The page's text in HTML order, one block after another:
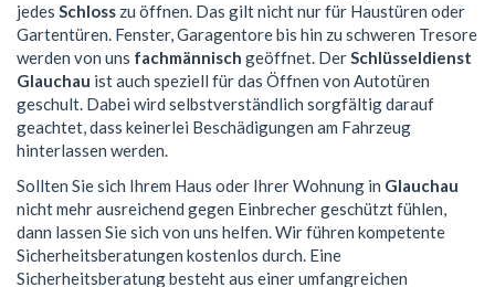
jedes Schloss zu öffnen. Das gilt nicht nur für Haustüren oder
Gartentüren. Fenster, Garagentore bis hin zu schweren Tresore
werden von uns fachmännisch geöffnet. DerSchlüsseldienst
Glauchau ist auch speziell für das Öffnen von Autotüren
geschult. Dabei wird selbstverständlich sorgfältig darauf
geachtet, dass keinerlei Beschädigungen am Fahrzeug
hinterlassen werden.
Sollten Sie sich Ihrem Haus oder Ihrer Wohnung in Glauchau
nicht mehr ausreichend gegen Einbrecher geschützt fühlen,
dann lassen Sie sich von uns helfen. Wir führen kompetente
Sicherheitsberatungen kostenlos durch. Eine
Sicherheitsberatung besteht aus einer umfangreichen